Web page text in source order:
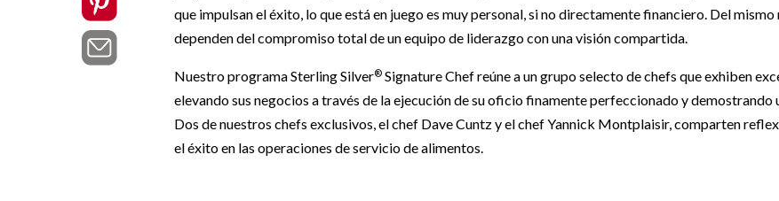
que impulsan el éxito, lo que está en juego es muy personal, si no directamente financiero. Del
dependen del compromiso total de un equipo de liderazgo con una visión compartida.
Nuestro programa Sterling Silver® Signature Chef reúne a un grupo selecto de chefs que exhiben
elevando sus negocios a través de la ejecución de su oficio finamente perfeccionado y demostrando
Dos de nuestros chefs exclusivos, el chef Dave Cuntz y el chef Yannick Montplaisir, comparten
el éxito en las operaciones de servicio de alimentos.